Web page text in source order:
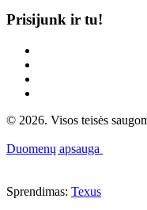
Prisijunk ir tu!
© 2026. Visos teisės
Duomenų apsauga
Sprendimas: Texus